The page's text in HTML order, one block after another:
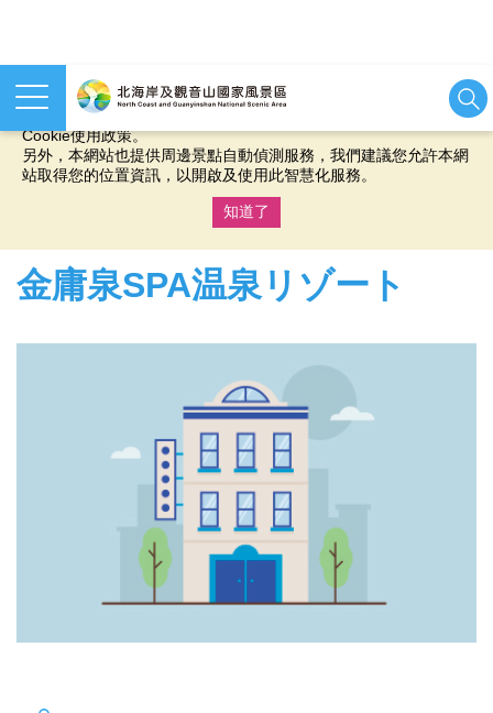
本網站使用cookies等相關技術以持續優化網站服務，並有助於為
您提供更佳的體驗，當您繼續使用本網站即表示您同意我們的
Cookie使用政策。
另外，本網站也提供周邊景點自動偵測服務，我們建議您允許本網
站取得您的位置資訊，以開啟及使用此智慧化服務。
知道了
金庸泉SPA温泉リゾート